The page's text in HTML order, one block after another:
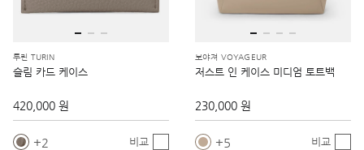
투린 TURIN
슬림 카드 케이스
420,000 원
2 비교
보야져 VOYAGEUR
저스트 인 케이스 미디엄 토트백
230,000 원
5 비교